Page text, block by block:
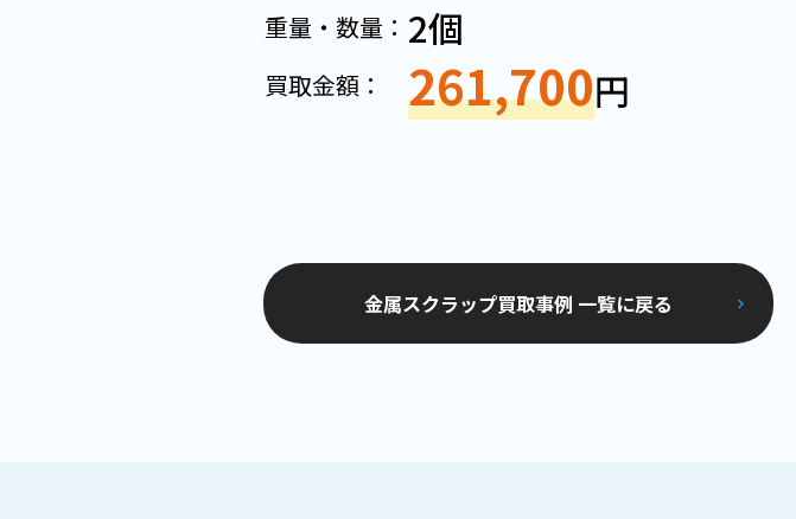
重量・数量： 2個
買取金額： 261,700円
金属スクラップ買取事例 一覧に戻る